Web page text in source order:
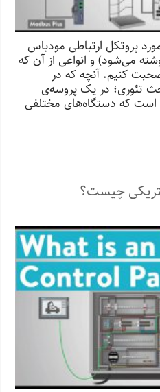
پروتکل ارتباطی مودباس
می‌شود) و انواعی از آن که
کنیم. آنچه که در
تئوری؛ در یک پروسه‌ی
است که دستگاه‌های مختلفی
چیست؟